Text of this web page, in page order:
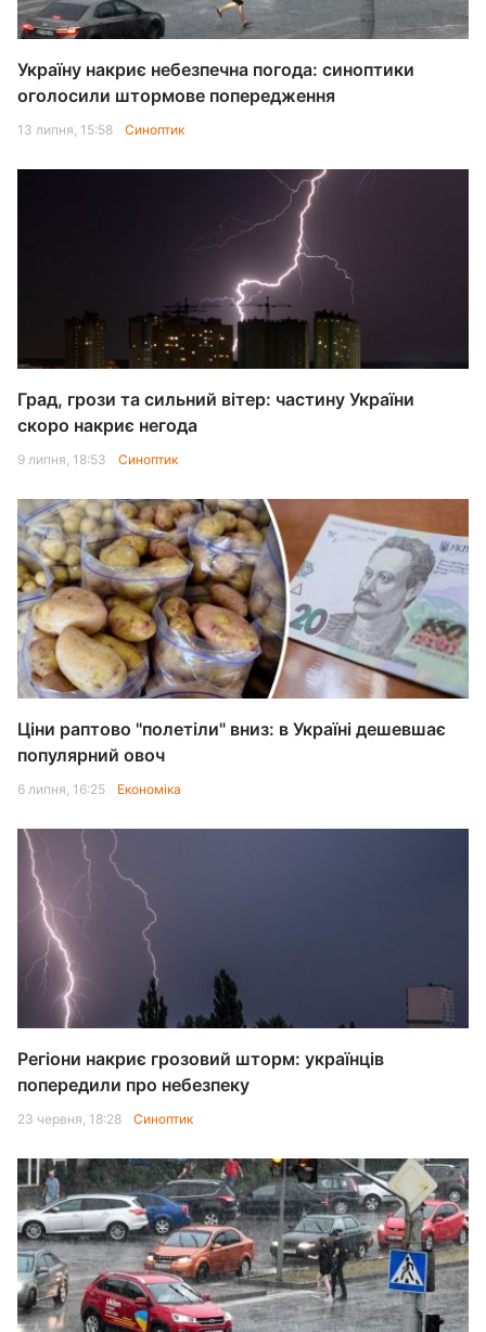
Україну накриє небезпечна погода: синоптики
оголосили штормове попередження
13 липня, 15:58 Синоптик
Град, грози та сильний вітер: частину України
скоро накриє негода
9 липня, 18:53 Синоптик
Ціни раптово "полетіли" вниз: в Україні дешевшає
популярний овоч
6 липня, 16:25 Економіка
Регіони накриє грозовий шторм: українців
попередили про небезпеку
23 червня, 18:28 Синоптик